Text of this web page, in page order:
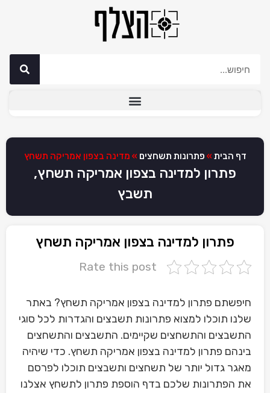
דף הבית » פתרונות תשחצים » מדינה בצפון אמריקה תשחץ
פתרון למדינה בצפון אמריקה תשחץ,
תשבץ
פתרון למדינה בצפון אמריקה תשחץ
Rate this post
חיפשתם פתרון למדינה בצפון אמריקה תשחץ? באתר
שלנו תוכלו למצוא פתרונות תשבצים והגדרות לכל סוגי
התשבצים והתשחצים שקיימים. התשבצים והתשחצים
בינהם פתרון למדינה בצפון אמריקה תשחץ. כדי שיהיה
מאגר גדול יותר של תשחצים ותשבצים תוכלו לפרסם
את הפתרונות שלכם בדף הוספת פתרון לתשחץ אצלנו